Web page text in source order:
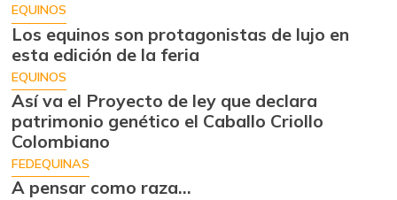
EQUINOS
Los equinos son protagonistas de lujo en
esta edición de la feria
EQUINOS
Así va el Proyecto de ley que declara
patrimonio genético el Caballo Criollo
Colombiano
FEDEQUINAS
A pensar como raza...